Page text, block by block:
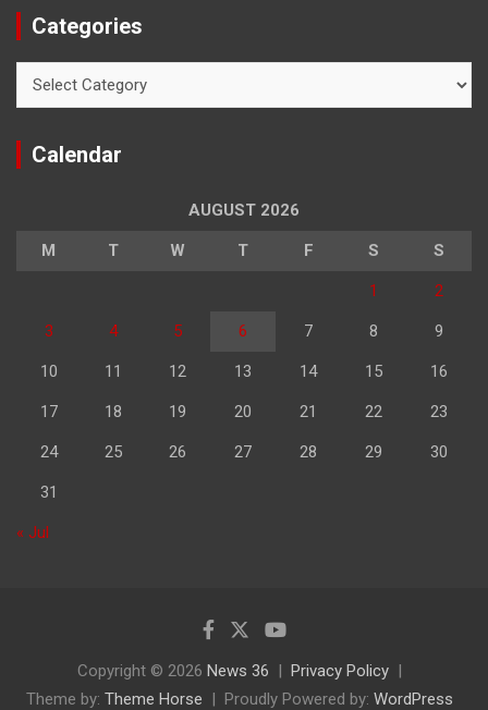
Categories
Calendar
AUGUST 2026
M T W T F S S
1 2
3 4 5 6 7 8 9
10 11 12 13 14 15 16
17 18 19 20 21 22 23
24 25 26 27 28 29 30
31
« Jul
Copyright © 2026 News 36
Privacy Policy
Theme by: Theme Horse Proudly Powered by: WordPress